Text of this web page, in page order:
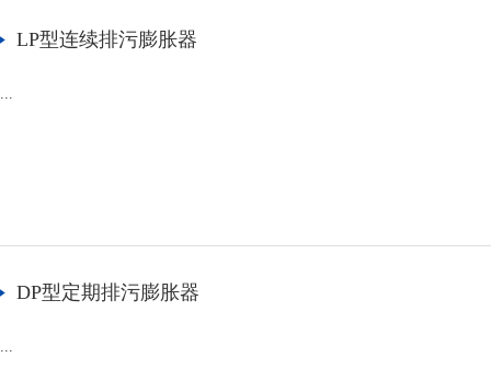
LP型连续排污膨胀器
...
DP型定期排污膨胀器
...